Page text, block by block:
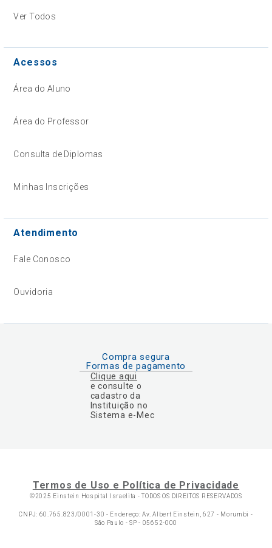
Ver Todos
Acessos
Área do Aluno
Área do Professor
Consulta de Diplomas
Minhas Inscrições
Atendimento
Fale Conosco
Ouvidoria
Compra segura
Formas de pagamento
Clique aqui
e consulte o
cadastro da
Instituição no
Sistema e-Mec
Termos de Uso e Política de Privacidade
©2025 Einstein Hospital Israelita -TODOS OS DIREITOS RESERVADOS
CNPJ: 60.765.823/0001-30 - Endereço: Av. Albert Einstein, 627 - Morumbi -
São Paulo - SP - 05652-000